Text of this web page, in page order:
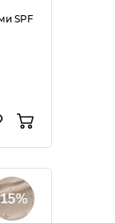
SPF